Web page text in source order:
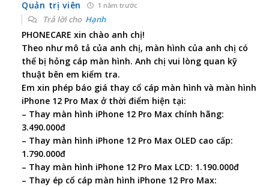
Quản trị viên 1 năm trước
Trả lời cho Hạnh
PHONECARE xin chào anh chị!
Theo như mô tả của anh chị, màn hình của anh chị có
thể bị hỏng cáp màn hình. Anh chị vui lòng quan kỹ
thuật bên em kiểm tra.
Em xin phép báo giá thay cổ cáp màn hình và màn hình
iPhone 12 Pro Max ở thời điểm hiện tại:
– Thay màn hình iPhone 12 Pro Max chính hãng:
3.490.000đ
– Thay màn hình iPhone 12 Pro Max OLED cao cấp:
1.790.000đ
– Thay màn hình iPhone 12 Pro Max LCD: 1.190.000đ
– Thay ép cổ cáp màn hình iPhone 12 Pro Max: